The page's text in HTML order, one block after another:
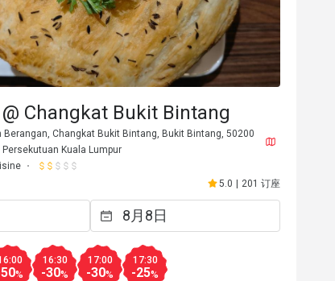
Changkat Bukit Bintang
Berangan, Changkat Bukit Bintang, Bukit Bintang, 50200
Kuala Lumpur
5.0 | 201 订座
%
16:30
-30%
17:00
-30%
17:30
-25%